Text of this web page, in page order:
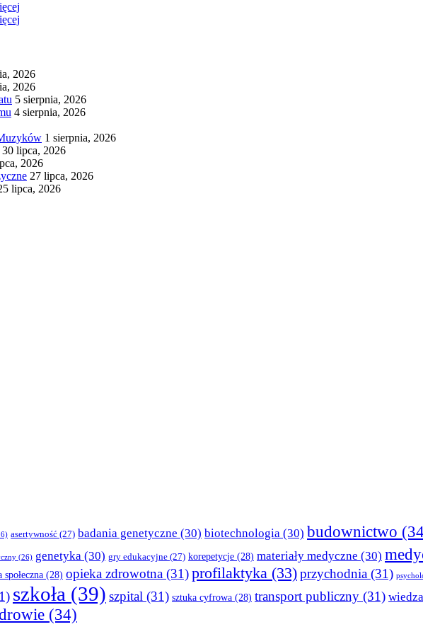
2026
2026
5 sierpnia, 2026
4 sierpnia, 2026
1 sierpnia, 2026
30 lipca, 2026
2026
27 lipca, 2026
lipca, 2026
asertywność (27) badania genetyczne (30) biotechnologia (30) budownictwo
(26) genetyka (30) gry edukacyjne (27) korepetycje (28) materiały medyczne (30)
społeczna (28) opieka zdrowotna (31)profilaktyka (33)przychodnia (31)
szkoła (39) szpital (31) sztuka cyfrowa (28) transport publiczny (31)
(34)